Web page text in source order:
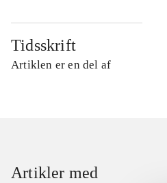
Tidsskrift
Artiklen er en del af
Artikler med